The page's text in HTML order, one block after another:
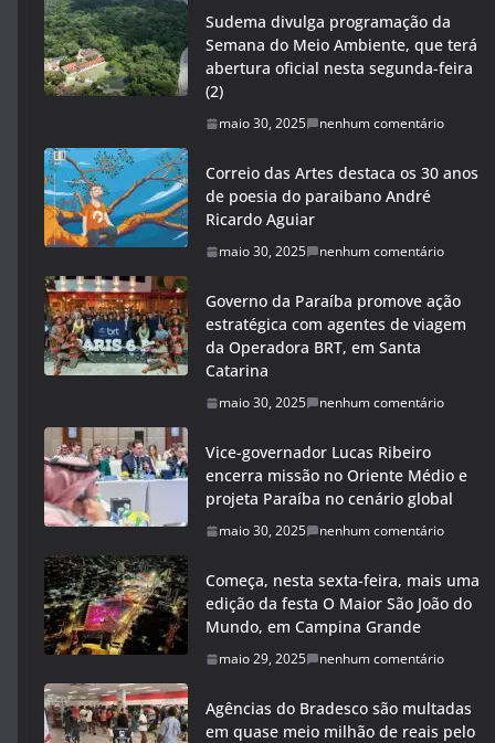
Sudema divulga programação da
Semana do Meio Ambiente, que terá
abertura oficial nesta segunda-feira
(2)
maio 30, 2025 nenhum comentário
Correio das Artes destaca os 30 anos
de poesia do paraibano André
Ricardo Aguiar
maio 30, 2025 nenhum comentário
Governo da Paraíba promove ação
estratégica com agentes de viagem
da Operadora BRT, em Santa
Catarina
maio 30, 2025 nenhum comentário
Vice-governador Lucas Ribeiro
encerra missão no Oriente Médio e
projeta Paraíba no cenário global
maio 30, 2025 nenhum comentário
Começa, nesta sexta-feira, mais uma
edição da festa O Maior São João do
Mundo, em Campina Grande
maio 29, 2025 nenhum comentário
Agências do Bradesco são multadas
em quase meio milhão de reais pelo